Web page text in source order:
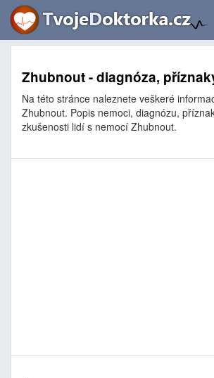
Zhubnout - diagnóza,
Na této stránce naleznete veškeré
Zhubnout. Popis nemoci, diagnózu,
zkušenosti lidí s nemocí Zhubnout.